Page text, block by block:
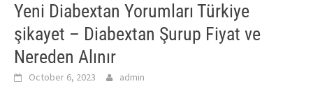
Yeni Diabextan Yorumları Türkiye
şikayet – Diabextan Şurup Fiyat ve
Nereden Alınır
October 6, 2023 admin